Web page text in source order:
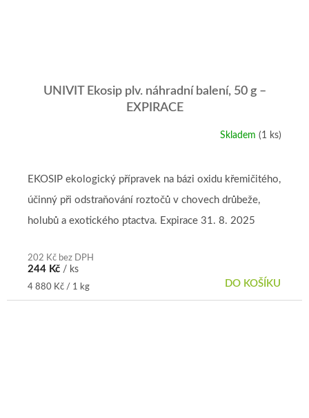
UNIVIT Ekosip plv. náhradní balení, 50 g –⁠
⁠EXPIRACE
Skladem (1 ks)
202 Kč bez DPH
244 Kč / ks
Měrná
cena:
4 880 Kč / 1 kg DO KOŠÍKU
EKOSIP ekologický přípravek na bázi oxidu křemičitého,
účinný při odstraňování roztočů v chovech drůbeže,
holubů a exotického ptactva. Expirace 31. 8. 2025